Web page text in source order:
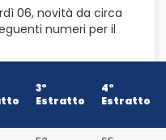
06, novità da circa
numeri per il
3°
Estratto
4°
Estratto